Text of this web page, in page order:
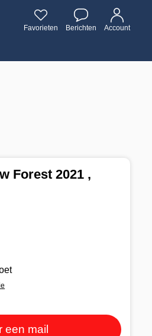
Favorieten Berichten Account
Forest 2021 ,
een mail